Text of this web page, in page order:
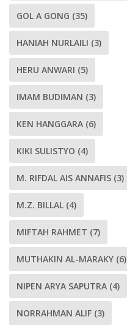
GOL A GONG (35)
HANIAH NURLAILI (3)
HERU ANWARI (5)
IMAM BUDIMAN (3)
KEN HANGGARA (6)
KIKI SULISTYO (4)
M. RIFDAL AIS ANNAFIS (3)
M.Z. BILLAL (4)
MIFTAH RAHMET (7)
MUTHAKIN AL-MARAKY (6)
NIPEN ARYA SAPUTRA (4)
NORRAHMAN ALIF (3)